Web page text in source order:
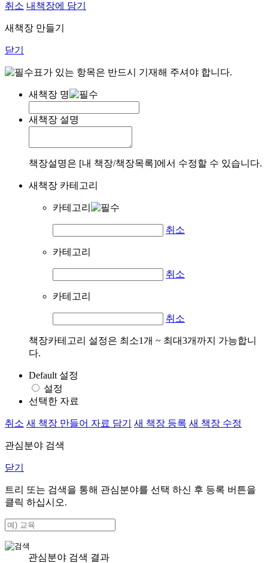
취소 내책장에 담기
새책장 만들기
닫기
표가 있는 항목은 반드시 기재해 주셔야 합니다.
새책장 명
새책장 설명
책장설명은 [내 책장/책장목록]에서 수정할 수 있습니다.
새책장 카테고리
카테고리
취소
카테고리
취소
카테고리
취소
책장카테고리 설정은 최소1개 ~ 최대3개까지 가능합니
다.
Default 설정
설정
선택한 자료
취소 새 책장 만들어 자료 담기 새 책장 등록 새 책장 수정
관심분야 검색
닫기
트리 또는 검색을 통해 관심분야를 선택 하신 후 등록 버튼을
클릭 하십시오.
관심분야 검색 결과